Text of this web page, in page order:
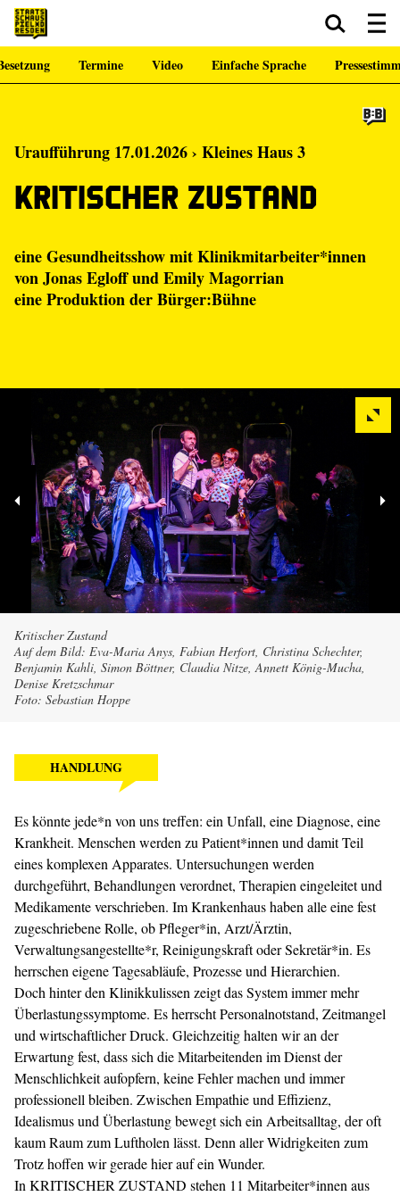
Zum Hauptinhalt springen Zum Footer springen
Termine Video Einfache Sprache
Uraufführung 17.01.2026 › Kleines Haus 3
Kritischer Zustand
eine Gesundheitsshow mit Klinikmitarbeiter*innen
vonJonas EgloffundEmily Magorrian
eine Produktion derBürger:Bühne
Kritischer Zustand
Auf dem Bild: Eva-Maria Anys, Fabian Herfort, Christina Schechter,
Benjamin Kahli, Simon Böttner, Claudia Nitze, Annett König-Mucha,
Denise Kretzschmar
Foto: Sebastian Hoppe
HANDLUNG
Es könnte jede*n von uns treffen: ein Unfall, eine Diagnose, eine
Krankheit. Menschen werden zu Patient*innen und damit Teil
eines komplexen Apparates. Untersuchungen werden
durchgeführt, Behandlungen verordnet, Therapien eingeleitet und
Medikamente verschrieben. Im Krankenhaus haben alle eine fest
zugeschriebene Rolle, ob Pfleger*in, Arzt/Ärztin,
Verwaltungsangestellte*r, Reinigungskraft oder Sekretär*in. Es
herrschen eigene Tagesabläufe, Prozesse und Hierarchien.
Doch hinter den Klinikkulissen zeigt das System immer mehr
Überlastungssymptome. Es herrscht Personalnotstand, Zeitmangel
und wirtschaft­licher Druck. Gleichzeitig halten wir an der
Erwartung fest, dass sich die Mitarbeitenden im Dienst der
Menschlichkeit aufopfern, keine Fehler machen und immer
professionell bleiben. Zwischen Empathie und Effizienz,
Idealismus und Überlastung bewegt sich ein Arbeitsalltag, der oft
kaum Raum zum Luftholen lässt. Denn aller Widrigkeiten zum
Trotz hoffen wir gerade hier auf ein Wunder.
In KRITISCHER ZUSTAND stehen 11 Mitarbeiter*innen aus